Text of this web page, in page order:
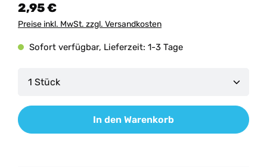
2,95 €
Preise inkl. MwSt. zzgl. Versandkosten
Sofort verfügbar, Lieferzeit: 1-3 Tage
Produkt Anzahl: Gib den gewünschten Wert
In den Warenkorb